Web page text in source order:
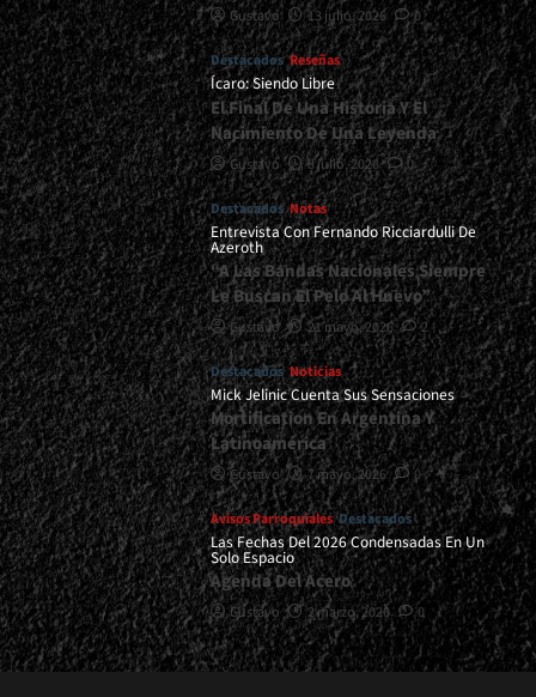
Gustavo 13 julio, 2026 0
Destacados Reseñas
Ícaro: Siendo Libre
El Final De Una Historia Y El
Nacimiento De Una Leyenda
Gustavo 8 julio, 2026 0
Destacados Notas
Entrevista Con Fernando Ricciardulli De
Azeroth
“A Las Bandas Nacionales Siempre
Le Buscan El Pelo Al Huevo”
Gustavo 21 mayo, 2026 2
Destacados Noticias
Mick Jelinic Cuenta Sus Sensaciones
Mortification En Argentina Y
Latinoamérica
Gustavo 7 mayo, 2026 0
Avisos Parroquiales Destacados
Las Fechas Del 2026 Condensadas En Un
Solo Espacio
Agenda Del Acero
Gustavo 2 marzo, 2026 0